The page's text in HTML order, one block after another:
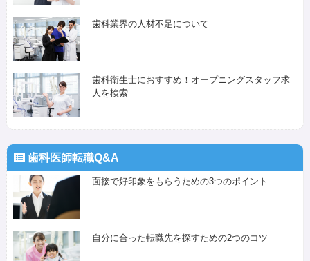
歯科業界の人材不足について
歯科衛生士におすすめ！オープニングスタッフ求
人を検索
歯科医師転職Q&A
面接で好印象をもらうための3つのポイント
自分に合った転職先を探すための2つのコツ